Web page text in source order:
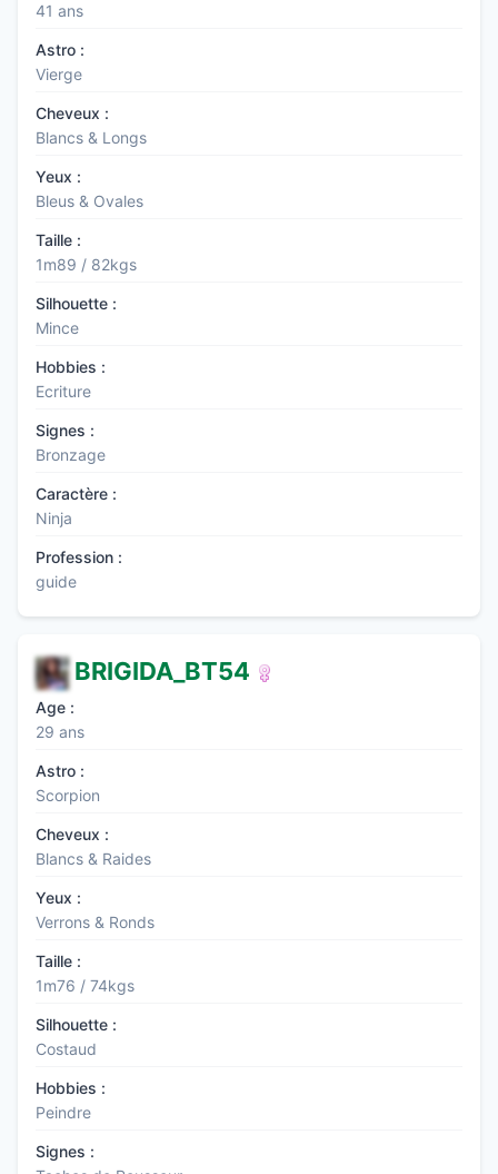
41 ans
Astro :
Vierge
Cheveux :
Blancs & Longs
Yeux :
Bleus & Ovales
Taille :
1m89 / 82kgs
Silhouette :
Mince
Hobbies :
Ecriture
Signes :
Bronzage
Caractère :
Ninja
Profession :
guide
BRIGIDA_BT54
Age :
29 ans
Astro :
Scorpion
Cheveux :
Blancs & Raides
Yeux :
Verrons & Ronds
Taille :
1m76 / 74kgs
Silhouette :
Costaud
Hobbies :
Peindre
Signes :